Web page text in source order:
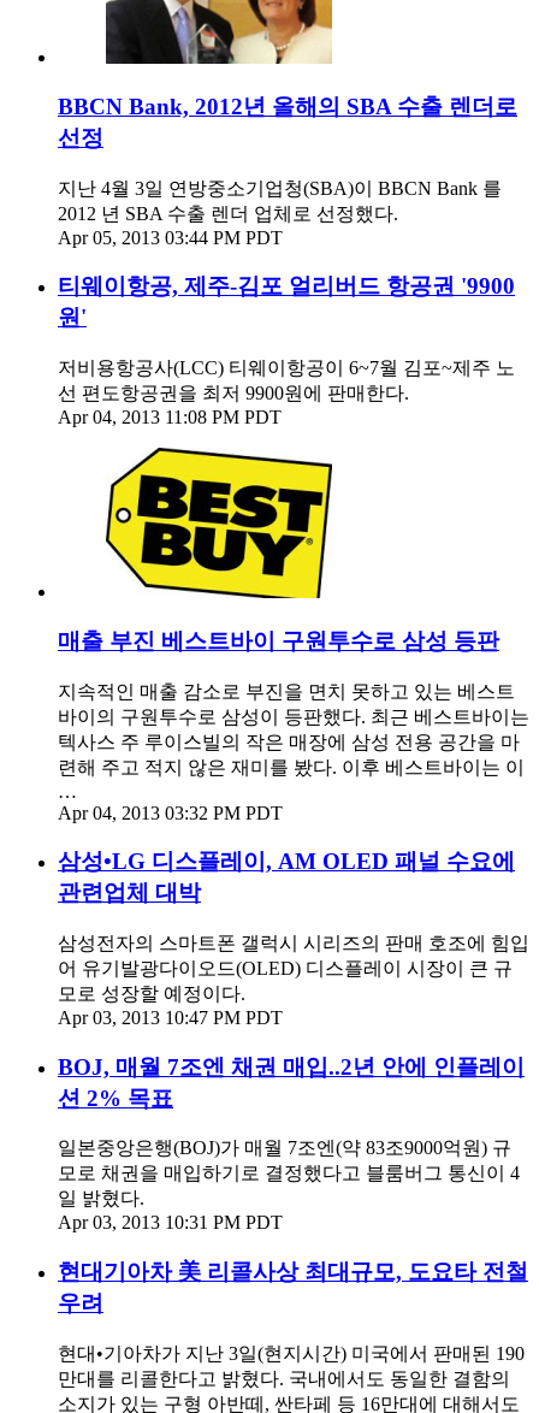
BBCN Bank, 2012년 올해의 SBA 수출 렌더로
선정
지난 4월 3일 연방중소기업청(SBA)이 BBCN Bank 를
2012 년 SBA 수출 렌더 업체로 선정했다.
Apr 05, 2013 03:44 PM PDT
티웨이항공, 제주-김포 얼리버드 항공권 '9900
원'
저비용항공사(LCC) 티웨이항공이 6~7월 김포~제주 노
선 편도항공권을 최저 9900원에 판매한다.
Apr 04, 2013 11:08 PM PDT
매출 부진 베스트바이 구원투수로 삼성 등판
지속적인 매출 감소로 부진을 면치 못하고 있는 베스트
바이의 구원투수로 삼성이 등판했다. 최근 베스트바이는
텍사스 주 루이스빌의 작은 매장에 삼성 전용 공간을 마
련해 주고 적지 않은 재미를 봤다. 이후 베스트바이는 이
…
Apr 04, 2013 03:32 PM PDT
삼성•LG 디스플레이, AM OLED 패널 수요에
관련업체 대박
삼성전자의 스마트폰 갤럭시 시리즈의 판매 호조에 힘입
어 유기발광다이오드(OLED) 디스플레이 시장이 큰 규
모로 성장할 예정이다.
Apr 03, 2013 10:47 PM PDT
BOJ, 매월 7조엔 채권 매입..2년 안에 인플레이
션 2% 목표
일본중앙은행(BOJ)가 매월 7조엔(약 83조9000억원) 규
모로 채권을 매입하기로 결정했다고 블룸버그 통신이 4
일 밝혔다.
Apr 03, 2013 10:31 PM PDT
현대기아차 美 리콜사상 최대규모, 도요타 전철
우려
현대•기아차가 지난 3일(현지시간) 미국에서 판매된 190
만대를 리콜한다고 밝혔다. 국내에서도 동일한 결함의
소지가 있는 구형 아반떼, 싼타페 등 16만대에 대해서도